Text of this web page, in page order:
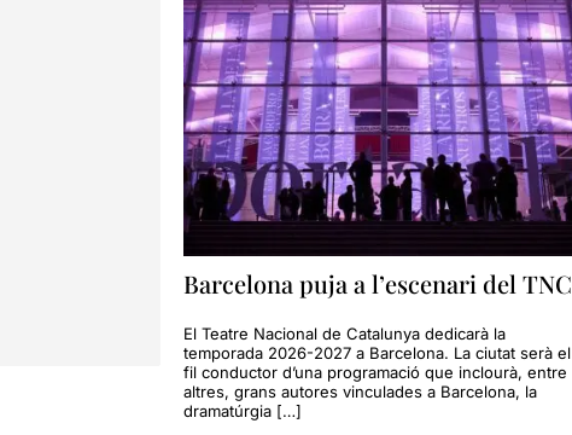
Barcelona puja a l’escenari del TNC
El Teatre Nacional de Catalunya dedicarà la
temporada 2026-2027 a Barcelona. La ciutat serà el
fil conductor d’una programació que inclourà, entre
altres, grans autores vinculades a Barcelona, la
dramatúrgia […]